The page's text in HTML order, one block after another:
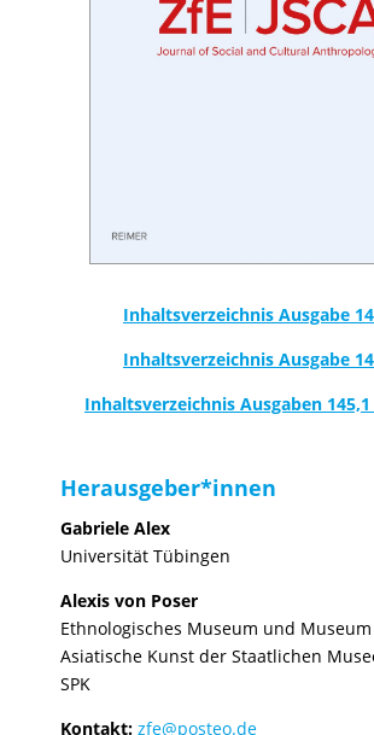
Inhaltsverzeichnis Ausgabe
Inhaltsverzeichnis Ausgabe
Inhaltsverzeichnis Ausgaben 145,1
Herausgeber*innen
Gabriele Alex
Universität Tübingen
Alexis von Poser
Ethnologisches Museum und
Asiatische Kunst der Staatlichen
SPK
Kontakt: zfe@posteo.de